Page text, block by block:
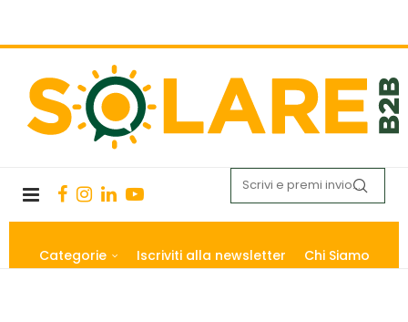
Categorie Iscriviti alla newsletter Chi Siamo